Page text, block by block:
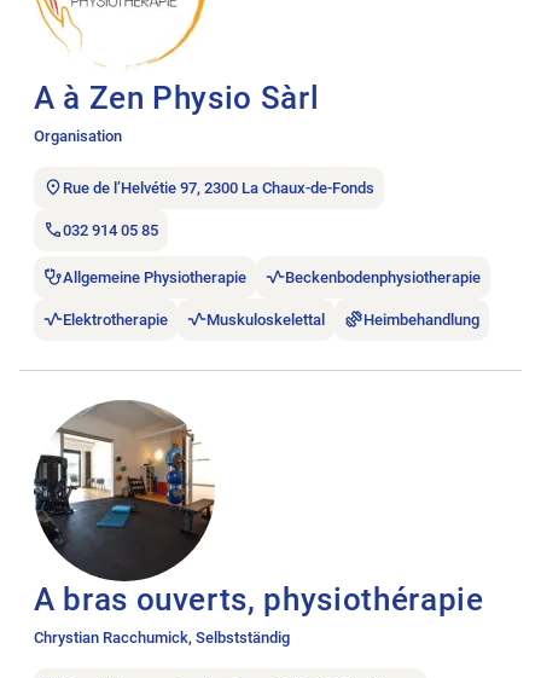
A à Zen Physio Sàrl
Organisation
Rue de l’Helvétie 97, 2300 La Chaux-de-Fonds
032 914 05 85
Allgemeine Physiotherapie Beckenbodenphysiotherapie
Elektrotherapie Muskuloskelettal Heimbehandlung
A bras ouverts, physiothérapie
Chrystian Racchumick, Selbstständig